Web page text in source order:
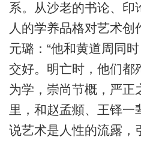
系。从沙老的书论、印
人的学养品格对艺术
元璐：“他和黄道周同
交好。明亡时，他们都
为学，崇尚节概，严正
里，和赵孟頫、王铎
说艺术是人性的流露，